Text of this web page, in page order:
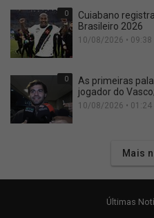
0
Cuiabano
Brasileiro 2026
10/08/2026 • 09:38
0
As primeiras
jogador do
10/08/2026 • 01:24
Mais
Últimas